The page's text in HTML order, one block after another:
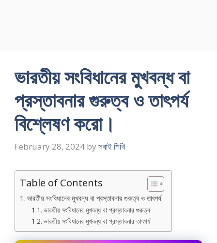
ভারতীয় সংবিধানের মুখবন্ধ বা
প্রস্তাবনার গুরুত্ব ও তাৎপর্য
বিশ্লেষণ করাে।
February 28, 2024 by সবাই শিখি
Table of Contents
ভারতীয় সংবিধানের মুখবন্ধ বা প্রস্তাবনার গুরুত্ব ও তাৎপর্য
ভারতীয় সংবিধানের মুখবন্ধ বা প্রস্তাবনার গুরুত্ব
ভারতীয় সংবিধানের মুখবন্ধ বা প্রস্তাবনার তাৎপর্য